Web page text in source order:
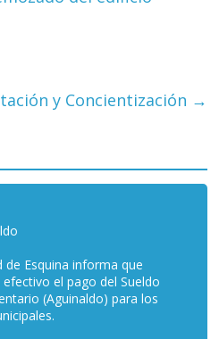
y Concientización →
de Esquina informa que
el pago del Sueldo
(Aguinaldo) para los